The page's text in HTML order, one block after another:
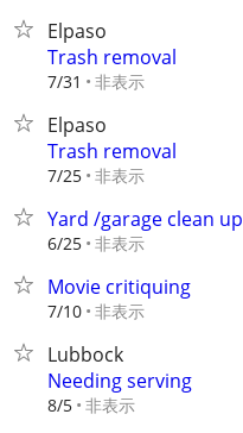
Elpaso
Trash removal
7/31 非表示
Elpaso
Trash removal
7/25 非表示
Yard /garage clean up
6/25 非表示
Movie critiquing
7/10 非表示
Lubbock
Needing serving
8/5 非表示